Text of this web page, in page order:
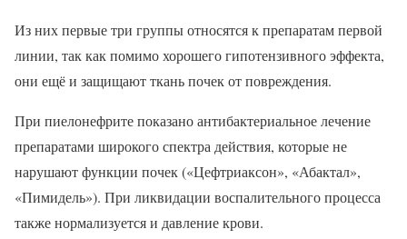
Из них первые три группы относятся к препаратам первой
линии, так как помимо хорошего гипотензивного эффекта,
они ещё и защищают ткань почек от повреждения.
При пиелонефрите показано антибактериальное лечение
препаратами широкого спектра действия, которые не
нарушают функции почек («Цефтриаксон», «Абактал»,
«Пимидель»). При ликвидации воспалительного процесса
также нормализуется и давление крови.